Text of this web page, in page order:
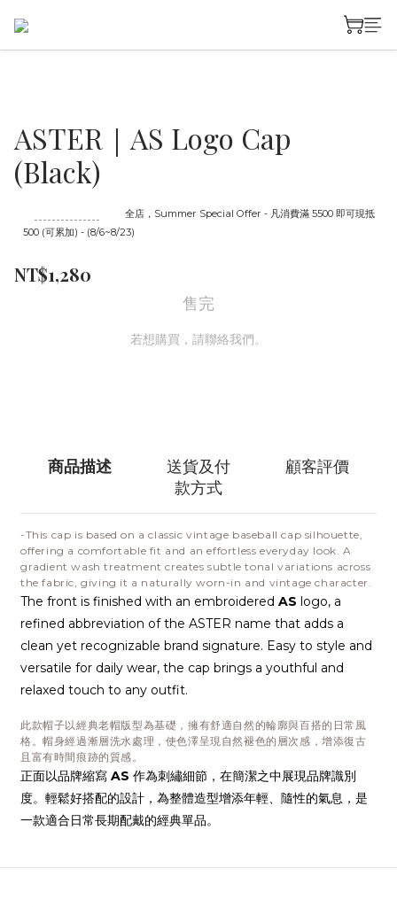
ASTER｜AS Logo Cap
(Black)
全店，Summer Special Offer - 凡消費滿 5500 即可現抵
500 (可累加) - (8/6~8/23)
NT$1,280
售完
若想購買，請聯絡我們。
商品描述
送貨及付
款方式
顧客評價
-This cap is based on a classic vintage baseball cap silhouette,
offering a comfortable fit and an effortless everyday look. A
gradient wash treatment creates subtle tonal variations across
the fabric, giving it a naturally worn-in and vintage character.
The front is finished with an embroidered AS logo, a
refined abbreviation of the ASTER name that adds a
clean yet recognizable brand signature. Easy to style and
versatile for daily wear, the cap brings a youthful and
relaxed touch to any outfit.
此款帽子以經典老帽版型為基礎，擁有舒適自然的輪廓與百搭的日常風
格。帽身經過漸層洗水處理，使色澤呈現自然褪色的層次感，增添復古
且富有時間痕跡的質感。
正面以品牌縮寫 AS 作為刺繡細節，在簡潔之中展現品牌識別
度。輕鬆好搭配的設計，為整體造型增添年輕、隨性的氣息，是
一款適合日常長期配戴的經典單品。